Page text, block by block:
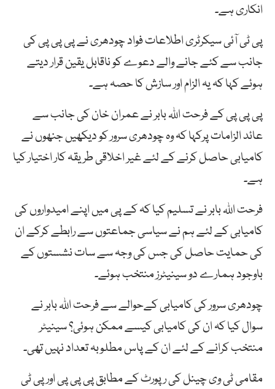
انکاری ہے۔
پی ٹی آئی سیکرٹری اطلاعات فواد چودھری نے پی پی پی کی
جانب سے کئے جانے والے دعوے کو ناقابل یقین قرار دیتے
ہوئے کہا کہ یہ الزام اور سازش کا حصہ ہے۔
پی پی پی کے فرحت اللہ بابر نے عمران خان کی جانب سے
عائد الزامات پرکہا کہ وہ چودھری سرور کو دیکھیں جنھوں نے
کامیابی حاصل کرنے کے لئے غیر اخلاقی طریقہ کار اختیار کیا
ہے۔
فرحت اللہ بابر نے تسلیم کیا کہ کے پی میں اپنے امیدواروں کی
کامیابی کے لئے ہم نے سیاسی جماعتوں سے رابطے کرکے ان
کی حمایت حاصل کی جس کی وجہ سے سات نشستوں کے
باوجود ہمارے دو سینیٹرز منتخب ہوئے۔
چودھری سرور کی کامیابی کےحوالے سے فرحت اللہ بابر نے
سوال کیا کہ ان کی کامیابی کیسے ممکن ہوئی؟ سینیٹر
منتخب کرانے کے لئے ان کے پاس مطلوبہ تعداد نہیں تھی۔
مقامی ٹی وی چینل کی رپورٹ کے مطابق پی پی پی اور پی ٹی